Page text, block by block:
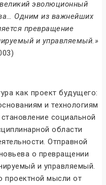
эволюционный
Одним из важнейших
превращение
и управляемый.»
как проект будущего:
и технологиям
социальной
области
Отправной
о превращении
и управляемый.
проектной мысли от